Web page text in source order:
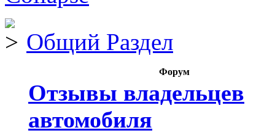
Общий Раздел
Форум
Отзывы владельцев
автомобиля